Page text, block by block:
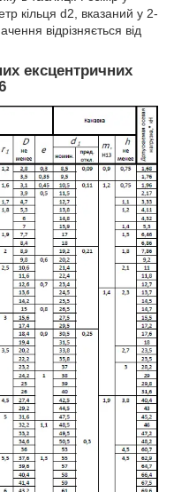
кільця d2, вказаний у 2-
відрізняється від
ексцентричних